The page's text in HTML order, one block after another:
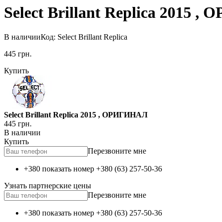
Select Brillant Replica 2015
В наличииКод: Select Brillant Replica
445 грн.
Купить
Select Brillant Replica 2015 , ОРИГИНАЛ
445 грн.
В наличии
Купить
Перезвоните мне
+380 показать номер +380 (63) 257-50-36
Узнать партнерские цены
Перезвоните мне
+380 показать номер +380 (63) 257-50-36